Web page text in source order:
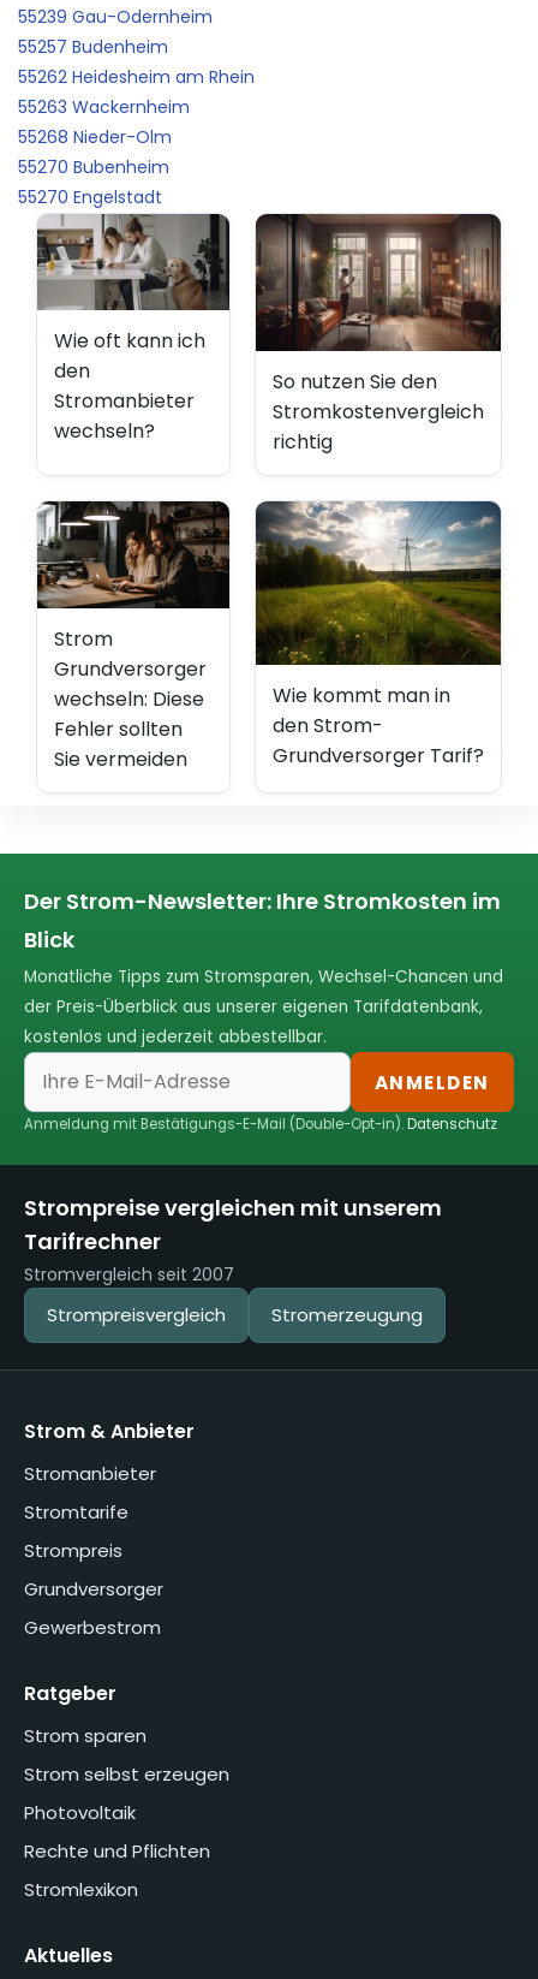
55239 Gau-Odernheim
55257 Budenheim
55262 Heidesheim am Rhein
55263 Wackernheim
55268 Nieder-Olm
55270 Bubenheim
55270 Engelstadt
Wie oft kann ich
den
Stromanbieter
wechseln?
So nutzen Sie den
Stromkostenvergleich
richtig
Strom
Grundversorger
wechseln: Diese
Fehler sollten
Sie vermeiden
Wie kommt man in
den Strom-
Grundversorger Tarif?
Der Strom-Newsletter: Ihre Stromkosten im
Blick
Monatliche Tipps zum Stromsparen, Wechsel-Chancen und
der Preis-Überblick aus unserer eigenen Tarifdatenbank,
kostenlos und jederzeit abbestellbar.
ANMELDEN
Anmeldung mit Bestätigungs-E-Mail (Double-Opt-in).Datenschutz
Strompreise vergleichen mit unserem
Tarifrechner
Stromvergleich seit 2007
Strompreisvergleich Stromerzeugung
Strom & Anbieter
Stromanbieter
Stromtarife
Strompreis
Grundversorger
Gewerbestrom
Ratgeber
Strom sparen
Strom selbst erzeugen
Photovoltaik
Rechte und Pflichten
Stromlexikon
Aktuelles